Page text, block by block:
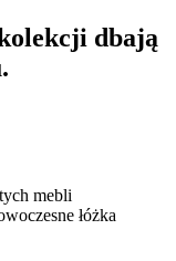
kolekcji dbają
mebli
łóżka